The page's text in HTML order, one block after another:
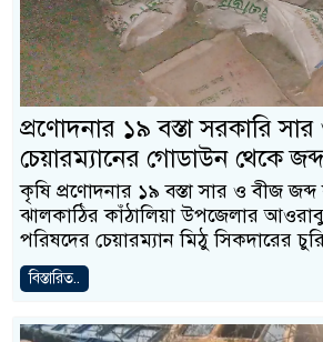
প্রণোদনার ১৯ বস্তা সরকারি
চেয়ারম্যানের গোডাউন থেকে জব্দ
কৃষি প্রণোদনার ১৯ বস্তা সার ও বীজ জব্দ
ঝালকাঠির কাঁঠালিয়া উপজেলার
পরিষদের চেয়ারম্যান মিঠু সিকদারের
বিস্তারিত..